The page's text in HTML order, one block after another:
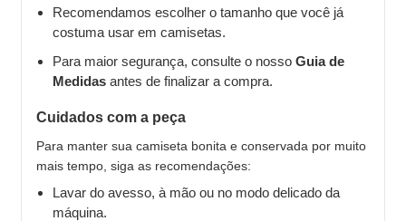
Recomendamos escolher o tamanho que você já
costuma usar em camisetas.
Para maior segurança, consulte o nosso Guia de
Medidas antes de finalizar a compra.
Cuidados com a peça
Para manter sua camiseta bonita e conservada por muito
mais tempo, siga as recomendações:
Lavar do avesso, à mão ou no modo delicado da
máquina.